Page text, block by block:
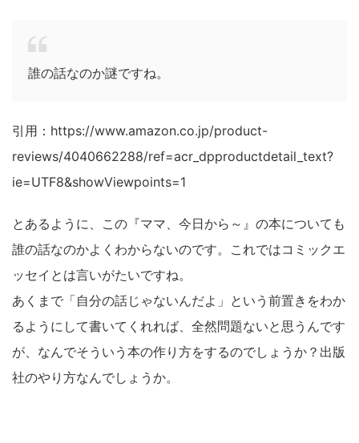
誰の話なのか謎ですね。
引用：https://www.amazon.co.jp/product-
reviews/4040662288/ref=acr_dpproductdetail_text?
ie=UTF8&showViewpoints=1
とあるように、この『ママ、今日から～』の本についても
誰の話なのかよくわからないのです。これではコミックエ
ッセイとは言いがたいですね。
あくまで「自分の話じゃないんだよ」という前置きをわか
るようにして書いてくれれば、全然問題ないと思うんです
が、なんでそういう本の作り方をするのでしょうか？出版
社のやり方なんでしょうか。